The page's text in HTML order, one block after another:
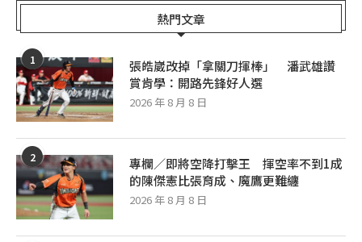
熱門文章
1
張皓崴改掉「拿關刀揮棒」 潘武雄讚
賞肯學：開路先鋒好人選
2026 年 8 月 8 日
2
專欄／即將空降打擊王 揮空率不到1成
的陳傑憲比張育成、魔鷹更難纏
2026 年 8 月 8 日